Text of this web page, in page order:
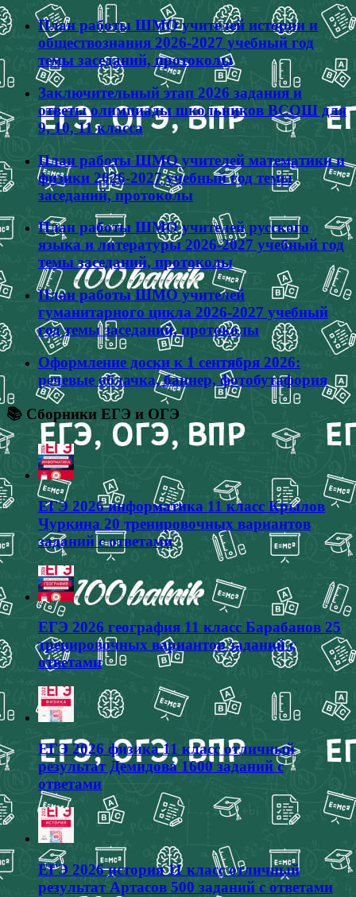
План работы ШМО учителей истории и
обществознания 2026-2027 учебный год
темы заседаний, протоколы
Заключительный этап 2026 задания и
ответы олимпиады школьников ВСОШ для
9, 10, 11 класса
План работы ШМО учителей математики и
физики 2026-2027 учебный год темы
заседаний, протоколы
План работы ШМО учителей русского
языка и литературы 2026-2027 учебный год
темы заседаний, протоколы
План работы ШМО учителей
гуманитарного цикла 2026-2027 учебный
год темы заседаний, протоколы
Оформление доски к 1 сентября 2026:
речевые облачка, баннер, фотобутафория
📚 Сборники ЕГЭ и ОГЭ
ЕГЭ 2026 информатика 11 класс Крылов
Чуркина 20 тренировочных вариантов
заданий с ответами
ЕГЭ 2026 география 11 класс Барабанов 25
тренировочных вариантов заданий с
ответами
ЕГЭ 2026 физика 11 класс отличный
результат Демидова 1600 заданий с
ответами
ЕГЭ 2026 история 11 класс отличный
результат Артасов 500 заданий с ответами